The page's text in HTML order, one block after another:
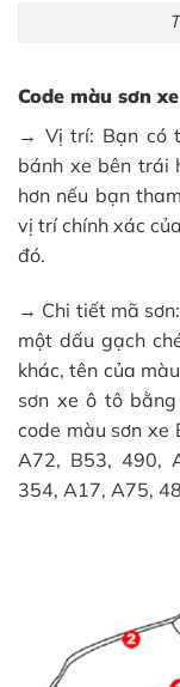
Code màu sơn
→ Vị trí: Bạn có
bánh xe bên trái
hơn nếu bạn
vị trí chính xác
đó.
→ Chi tiết mã
một dấu gạch
khác, tên của
sơn xe ô tô
code màu sơn
A72, B53, 490,
354, A17, A75,